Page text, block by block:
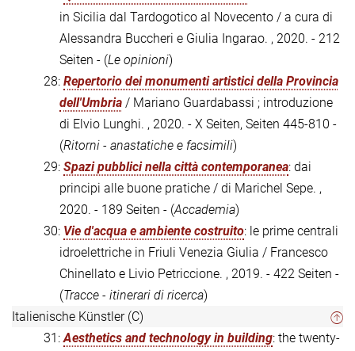
in Sicilia dal Tardogotico al Novecento / a cura di
Alessandra Buccheri e Giulia Ingarao. , 2020. - 212
Seiten - (Le opinioni)
28: Repertorio dei monumenti artistici della Provincia
dell'Umbria / Mariano Guardabassi ; introduzione
di Elvio Lunghi. , 2020. - X Seiten, Seiten 445-810 -
(Ritorni - anastatiche e facsimili)
29: Spazi pubblici nella città contemporanea: dai
principi alle buone pratiche / di Marichel Sepe. ,
2020. - 189 Seiten - (Accademia)
30: Vie d'acqua e ambiente costruito: le prime centrali
idroelettriche in Friuli Venezia Giulia / Francesco
Chinellato e Livio Petriccione. , 2019. - 422 Seiten -
(Tracce - itinerari di ricerca)
Italienische Künstler (C)
31:Aesthetics and technology in building: the twenty-